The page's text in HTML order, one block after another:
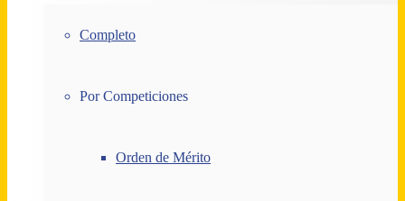
Completo
Por Competiciones
Orden de Mérito